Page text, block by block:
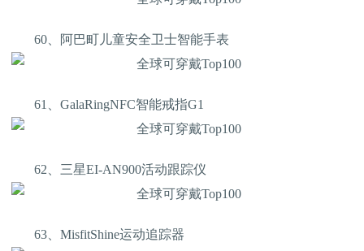
60、阿巴町儿童安全卫士智能手表
61、GalaRingNFC智能戒指G1
62、三星EI-AN900活动跟踪仪
63、MisfitShine运动追踪器